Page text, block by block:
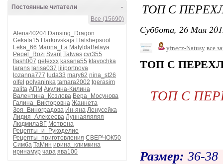
-
Постоянные читатели
Все (15690)
Alena40204 Dansing_Dragon
Gekata15 Harkovskaja Hatshepsoot
Leka_66 Marina_Fa MatyldaBelaya
Pepel_Rozi Svaril Tatwas cvr355
flash007 gelexxx kasana55 klavochka
larans larisa037 liliportnova
lozanna777 luda33 mary62 nina_st26
olfel polyaninka tamara2002 tgerasim
zalita АПМ Акулина-Килина
Валентина_Козлова Вера_Мосунова
Галина_Викторовна Жаннета
Зоя_Виноградова Ин-яна Ленусейка
Лидия_Алексеева Луннаяяяяяя
ЛюдмилаВГ Мотрена
Рецепты_и_Рукоделие
Рецепты_приготовления СВЕРЧОК50
Симба ТаМин ирина_климкина
иринамур чара ява100
ТОП С
Суббота, 26 Мая
yfnecz-Natusy все
ТОП С
ТОП С
Размер: 36-38